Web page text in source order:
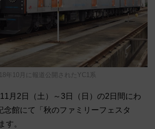
年10月に報道公開されたYC1系
月2日（土）～3日（日）の2日間にわ
念館にて「秋のファミリーフェスタ
す。